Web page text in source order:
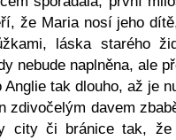
že Maria nosí jeho
láska starého
nebude naplněna, ale
tak dlouho, až je
zdivočelým davem
city či bránice tak,